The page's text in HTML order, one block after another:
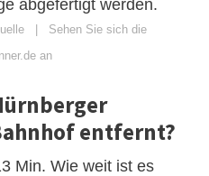
abgefertigt werden.
| Sehen Sie sich die
an
entfernt?
Min. Wie weit ist es